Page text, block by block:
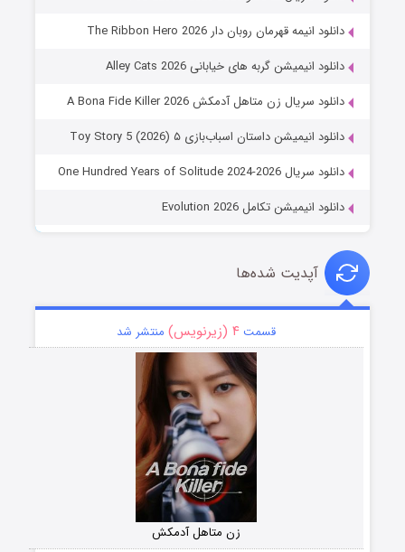
دانلود انیمه قهرمان روبان دار The Ribbon Hero 2026
دانلود انیمیشن گربه های خیابانی Alley Cats 2026
دانلود سریال زن متاهل آدمکش A Bona Fide Killer 2026
دانلود انیمیشن داستان اسباب‌بازی ۵ Toy Story 5 (2026)
دانلود سریال One Hundred Years of Solitude 2024-2026
دانلود انیمیشن تکامل Evolution 2026
آپدیت شده‌ها
قسمت۴ (زیرنویس) منتشر شد
زن متاهل آدمکش